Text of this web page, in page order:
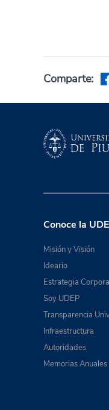
Comparte:
Conoce la
Misión y Visión
Ideario
Estrategia
Soy UDEP
Transparencia
Infraestructura
Autoridades
Memorias Anuales